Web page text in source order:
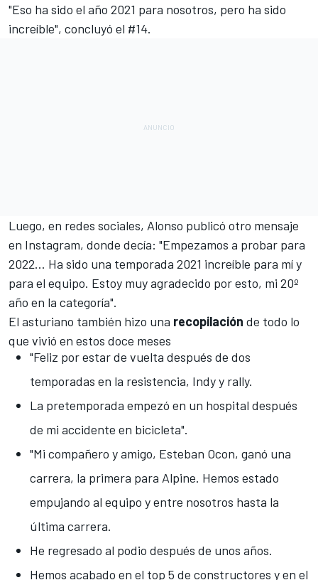
"Eso ha sido el año 2021 para nosotros, pero ha sido
increíble", concluyó el #14.
Luego, en redes sociales, Alonso publicó otro mensaje
en Instagram, donde decía: "Empezamos a probar para
2022… Ha sido una temporada 2021 increíble para mí y
para el equipo. Estoy muy agradecido por esto, mi 20º
año en la categoría".
El asturiano también hizo una recopilación de todo lo
que vivió en estos doce meses
"Feliz por estar de vuelta después de dos
temporadas en la resistencia, Indy y rally.
La pretemporada empezó en un hospital después
de mi accidente en bicicleta".
"Mi compañero y amigo, Esteban Ocon, ganó una
carrera, la primera para Alpine. Hemos estado
empujando al equipo y entre nosotros hasta la
última carrera.
He regresado al podio después de unos años.
Hemos acabado en el top 5 de constructores y en el